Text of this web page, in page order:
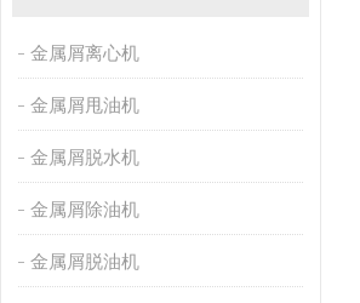
金属屑离心机
金属屑甩油机
金属屑脱水机
金属屑除油机
金属屑脱油机